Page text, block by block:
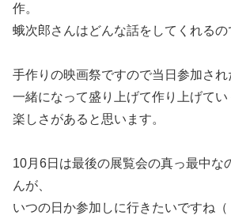
作。
蛾次郎さんはどんな話をしてくれる
手作りの映画祭ですので当日参加され
一緒になって盛り上げて作り上げてい
楽しさがあると思います。
10月6日は最後の展覧会の真っ最中な
んが、
いつの日か参加しに行きたいですね（